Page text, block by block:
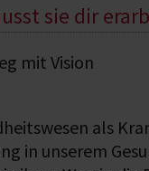
sie dir
mit Vision
als
in unserem